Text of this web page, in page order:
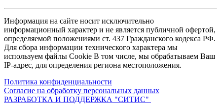
Информация на сайте носит исключительно
информационный характер и не является публичной офертой,
определяемой положениями ст. 437 Гражданского кодекса РФ.
Для сбора информации технического характера мы
используем файлы Cookie В том числе, мы обрабатываем Ваш
IP-адрес, для определения региона местоположения.
Политика конфиденциальности
Согласие на обработку персональных данных
РАЗРАБОТКА И ПОДДЕРЖКА "СИТИС"